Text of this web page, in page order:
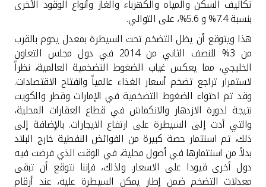
تكاليف السكن والمياه والكهرباء والغاز وأنواع الوقود الأخرى
بنسبة 7.4% و 5.6%، على التوالي
.
هذا ويتوقع أن يظل التضخم تحت السيطرة بمعدل يحوم بالقرب
من 3% للنصف الثاني من 2014 في دول مجلس التعاون
الخليجي، مما يعكس غياب الضغوط التضخمية العالمية، نظراً
لاستمرار تراجع تضخم أسعار الغذاء عالمياً وانفتاح الاقتصادات.
وقد تم احتواء الضغوط التضخمية في الإمارات وقطر والكويت
نتيجة لدورة الازدهار والانكماش في قطاع العقارات المحلية،
والتي أدت إلى السيطرة على ارتفاع الايجارات. بالإضافة إلى
ذلك، تم استثمار حصة كبيرة من الفوائض النفطية خارج البلاد
بدلاً من استثمارها في أصول محلية، في الوقت الذي فرضت فيه
دول أخرى قيودا على الاسعار. ولذلك، فإننا نتوقع أن تبقى
معدلات التضخم ضمن إطار يمكن السيطرة عليه، عند أرقام